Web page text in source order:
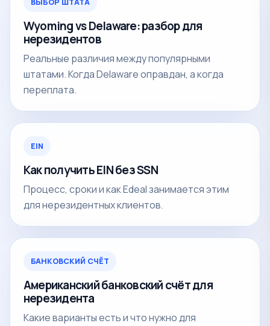
ВЫБОР ШТАТА
Wyoming vs Delaware: разбор для
нерезидентов
Реальные различия между популярными
штатами. Когда Delaware оправдан, а когда
переплата.
EIN
Как получить EIN без SSN
Процесс, сроки и как Edeal занимается этим
для нерезидентных клиентов.
БАНКОВСКИЙ СЧЁТ
Американский банковский счёт для
нерезидента
Какие варианты есть и что нужно для